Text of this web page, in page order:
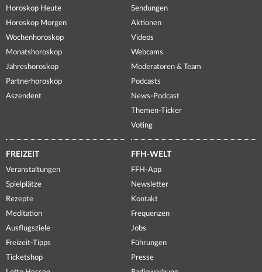
Horoskop Heute
Horoskop Morgen
Wochenhoroskop
Monatshoroskop
Jahreshoroskop
Partnerhoroskop
Aszendent
Sendungen
Aktionen
Videos
Webcams
Moderatoren & Team
Podcasts
News-Podcast
Themen-Ticker
Voting
FREIZEIT
Veranstaltungen
Spielplätze
Rezepte
Meditation
Ausflugsziele
Freizeit-Tipps
Ticketshop
FFH-WELT
FFH-App
Newsletter
Kontakt
Frequenzen
Jobs
Führungen
Presse